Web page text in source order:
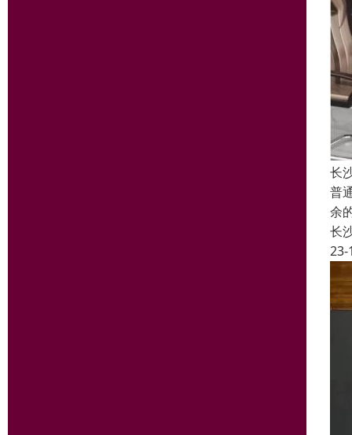
长
普
余
长
23-